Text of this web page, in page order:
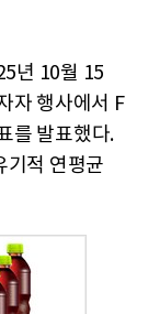
년 10월 15
자 행사에서 F
를 발표했다.
기적 연평균